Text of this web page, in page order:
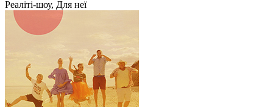
Реаліті-шоу, Для неї